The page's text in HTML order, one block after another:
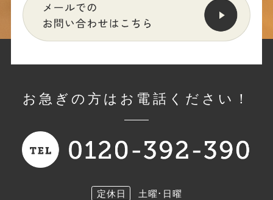
お急ぎの方はお電話ください！
定休日 土曜･日曜